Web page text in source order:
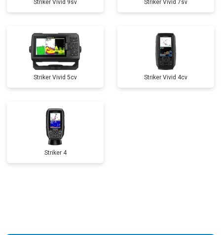
Striker Vivid 9sv Striker Vivid 7sv
Striker Vivid 5cv Striker Vivid 4cv
Striker 4